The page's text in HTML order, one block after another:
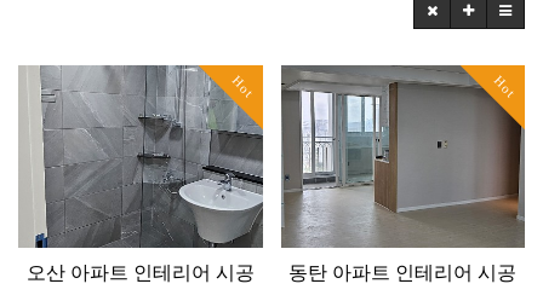
Hot
오산 아파트 인테리어 시공
Hot
동탄 아파트 인테리어 시공